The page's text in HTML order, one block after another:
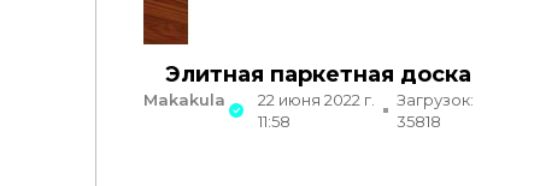
Элитная паркетная доска
Makakula
22 июня 2022 г.
11:58
Загрузок:
35818